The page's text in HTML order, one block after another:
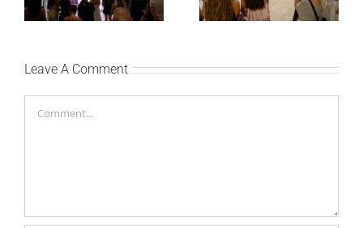
Lifter liniju i popuste do
30 odsto
šampionkom Andreom
Leave A Comment